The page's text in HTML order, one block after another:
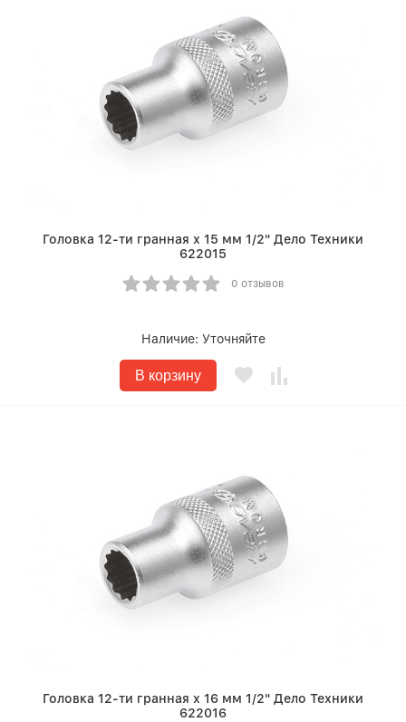
Головка 12-ти гранная х 15 мм 1/2" Дело Техники
622015
0 отзывов
Наличие: Уточняйте
В корзину
Головка 12-ти гранная х 16 мм 1/2" Дело Техники
622016